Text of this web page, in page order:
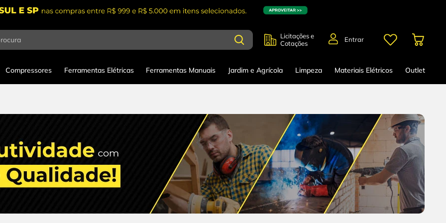
Licitações e
Cotações
Entrar
Compressores Ferramentas Elétricas Ferramentas Manuais Jardim e Agrícola Limpeza Materiais Elétricos Outlet